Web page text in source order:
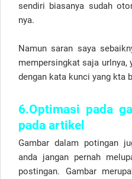
sendiri biasanya sudah
nya.
Namun saran saya
mempersingkat saja urlnya,
dengan kata kunci yang kta
6.Optimasi pada
pada artikel
Gambar dalam potingan
anda jangan pernah
postingan. Gambar